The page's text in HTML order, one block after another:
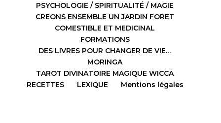
PSYCHOLOGIE / SPIRITUALITÉ / MAGIE
CREONS ENSEMBLE UN JARDIN FORET
COMESTIBLE ET MEDICINAL
FORMATIONS
DES LIVRES POUR CHANGER DE VIE…
MORINGA
TAROT DIVINATOIRE MAGIQUE WICCA
RECETTES
LEXIQUE Mentions légales